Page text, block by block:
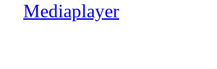
Mediaplayer